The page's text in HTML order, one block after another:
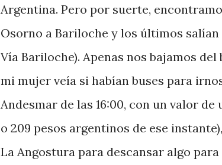
Argentina. Pero por suerte,
Osorno a Bariloche y los últimos salían
Vía Bariloche). Apenas nos bajamos
mi mujer veía si habían buses para
Andesmar de las 16:00, con un valor
o 209 pesos argentinos de ese
La Angostura para descansar algo